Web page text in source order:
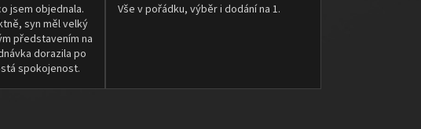
jsem objednala.
syn měl velký
představením na
dorazila po
spokojenost.
Vše v pořádku, výběr i dodání na 1.